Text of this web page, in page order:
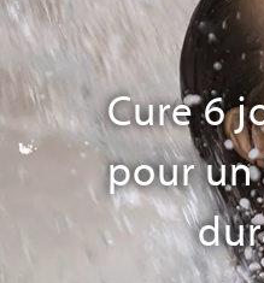
Cure 6
pour